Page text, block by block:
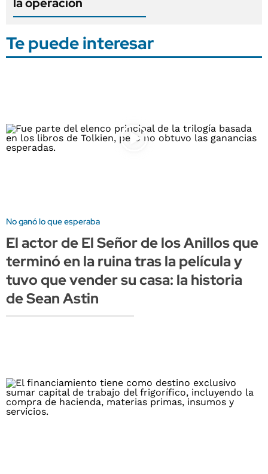
Te puede interesar
No ganó lo que esperaba
El actor de El Señor de los Anillos que
terminó en la ruina tras la película y
tuvo que vender su casa: la historia
de Sean Astin